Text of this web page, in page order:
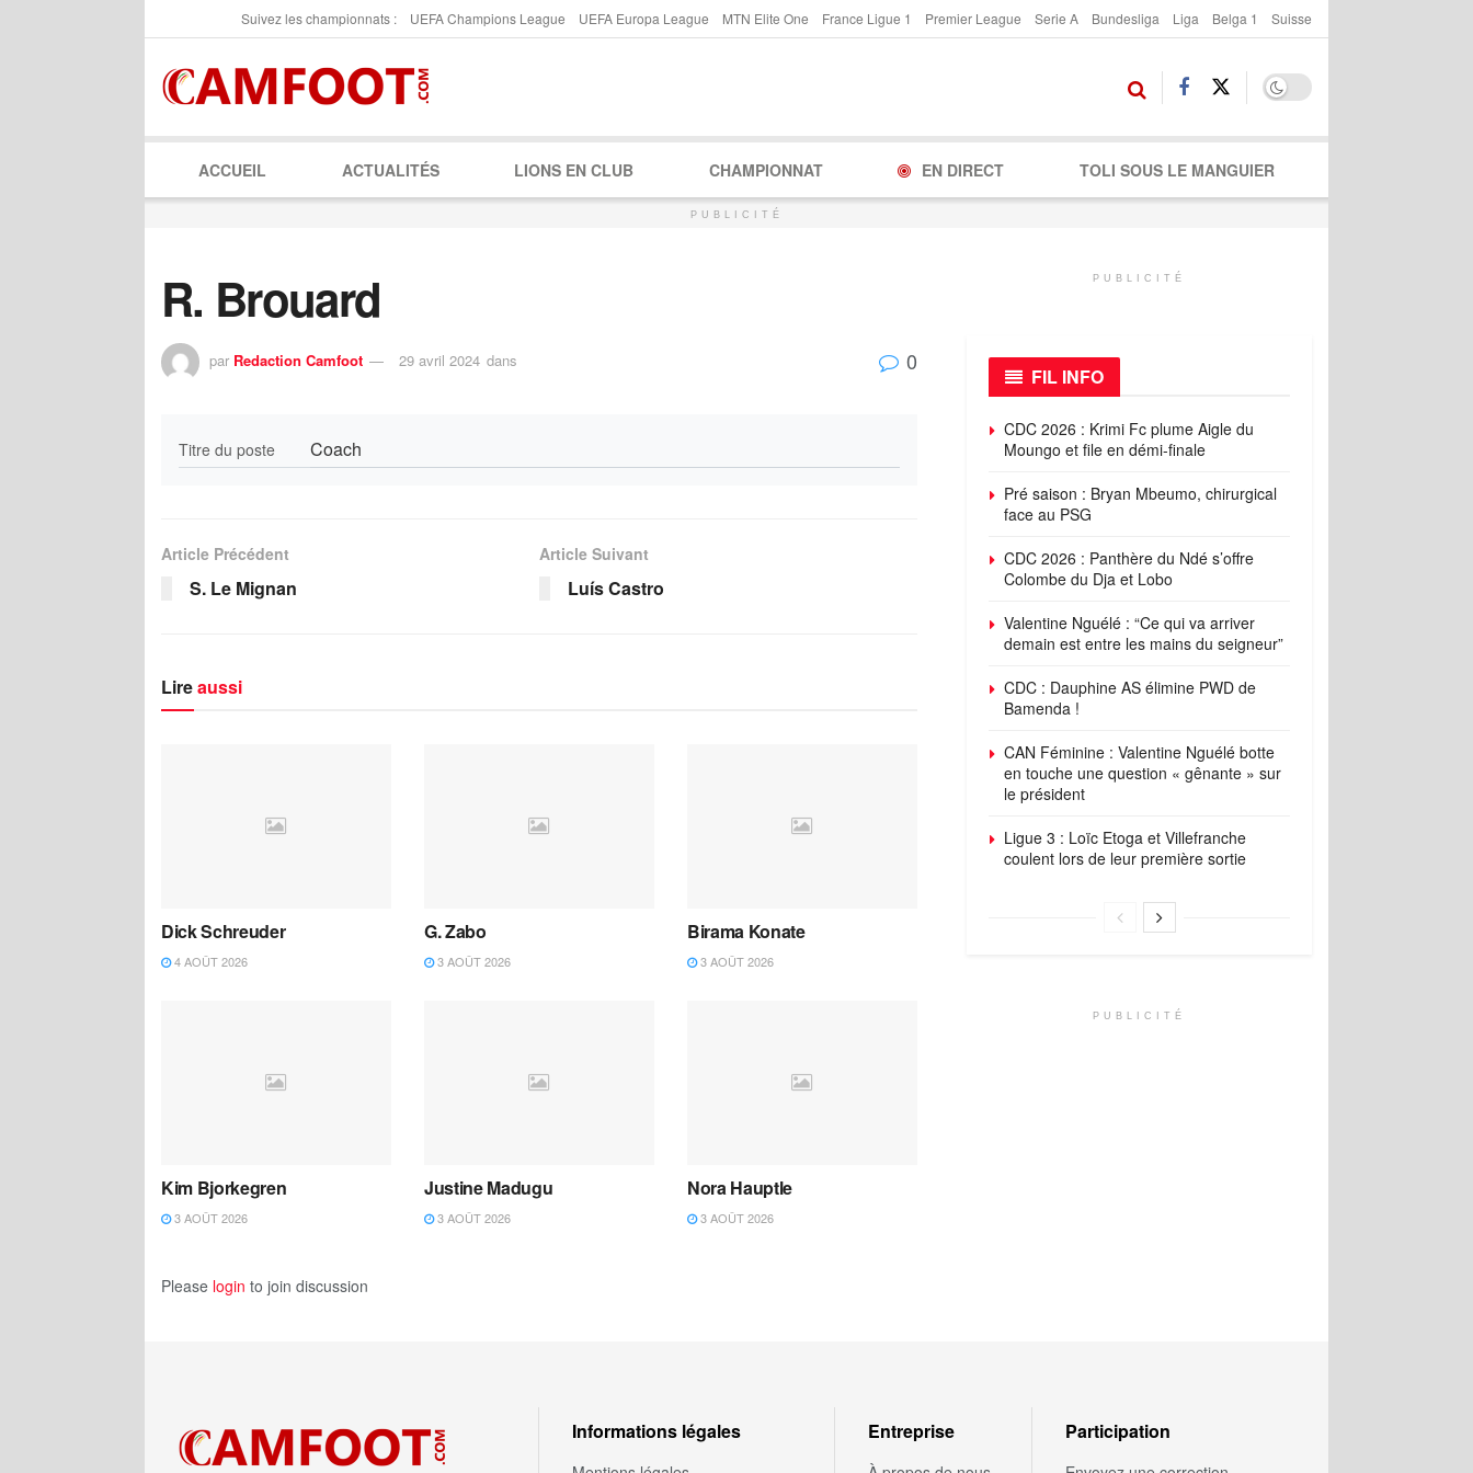
Suivez les championnats : UEFA Champions League UEFA Europa League MTN Elite One France Ligue 1 Premier League Serie A Bundesliga Liga Belga 1 Suisse
ACCUEIL ACTUALITÉS LIONS EN CLUB CHAMPIONNAT EN DIRECT TOLI SOUS LE MANGUIER
PUBLICITÉ
R. Brouard
par Redaction Camfoot 29 avril 2024 dans 0
Titre du poste Coach
Article Précédent
S. Le Mignan
Article Suivant
Luís Castro
Lireaussi
Dick Schreuder
4 AOÛT 2026
G. Zabo
3 AOÛT 2026
Birama Konate
3 AOÛT 2026
Kim Bjorkegren
3 AOÛT 2026
Justine Madugu
3 AOÛT 2026
Nora Hauptle
3 AOÛT 2026
Please login to join discussion
PUBLICITÉ
FIL INFO
CDC 2026 : Krimi Fc plume Aigle du
Moungo et file en démi-finale
Pré saison : Bryan Mbeumo, chirurgical
face au PSG
CDC 2026 : Panthère du Ndé s’offre
Colombe du Dja et Lobo
Valentine Nguélé : “Ce qui va arriver
demain est entre les mains du seigneur”
CDC : Dauphine AS élimine PWD de
Bamenda !
CAN Féminine : Valentine Nguélé botte
en touche une question « gênante » sur
le président
Ligue 3 : Loïc Etoga et Villefranche
coulent lors de leur première sortie
PUBLICITÉ
Informations légales Entreprise Participation